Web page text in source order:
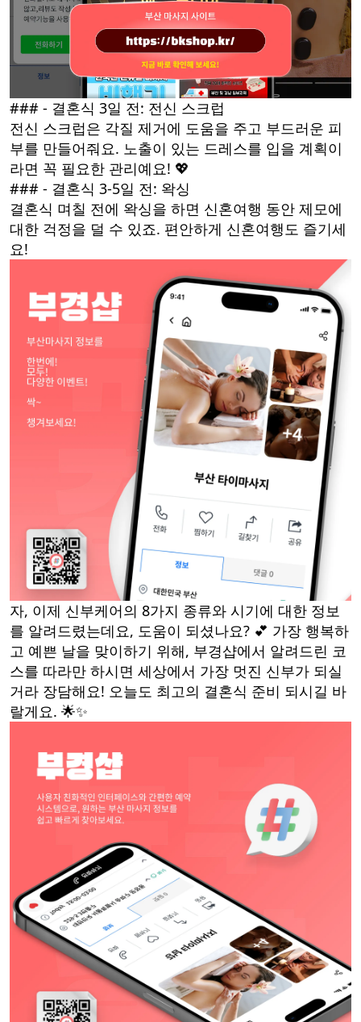
### - 결혼식 3일 전: 전신 스크럽
전신 스크럽은 각질 제거에 도움을 주고 부드러운 피
부를 만들어줘요. 노출이 있는 드레스를 입을 계획이
라면 꼭 필요한 관리예요! 💖
### - 결혼식 3-5일 전: 왁싱
결혼식 며칠 전에 왁싱을 하면 신혼여행 동안 제모에
대한 걱정을 덜 수 있죠. 편안하게 신혼여행도 즐기세
요!
자, 이제 신부케어의 8가지 종류와 시기에 대한 정보
를 알려드렸는데요, 도움이 되셨나요? 💕 가장 행복하
고 예쁜 날을 맞이하기 위해, 부경샵에서 알려드린 코
스를 따라만 하시면 세상에서 가장 멋진 신부가 되실
거라 장담해요! 오늘도 최고의 결혼식 준비 되시길 바
랄게요. 🌟✨